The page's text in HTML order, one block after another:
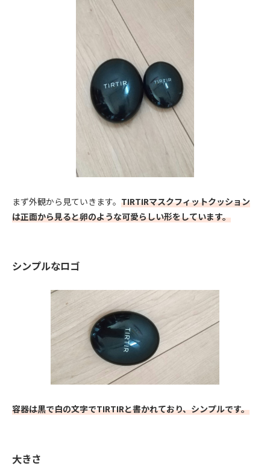
まず外観から見ていきます。 TIRTIRマスクフィットクッション
は正面から見ると卵のような可愛らしい形をしています。
シンプルなロゴ
容器は黒で白の文字でTIRTIRと書かれており、シンプルです。
大きさ